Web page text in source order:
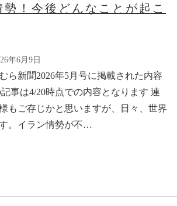
！今後どんなことが起こ
年6月9日
ら新聞2026年5月号に掲載された内容
事は4/20時点での内容となります 連
もご存じかと思いますが、日々、世界
。イラン情勢が不…